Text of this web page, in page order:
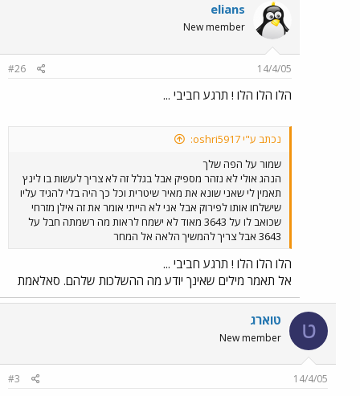
elians
New member
14/4/05
#26
הלו הלו הלו ! תרגע חביבי ...
נכתב ע"י oshri5917:
שמור על הפה שלך
הנהג אולי לא נזהר מספיק אבל בגלל זה לא צריך לעשות בו לינץ
תאמין לי שאני שונא את מאיר שיטרית וכל כך היה בלי להגיד עליו
שישלחו אותו לפירוק אבל אני לא הייתי אומר את זה אילן מזרחי
שכואב לו על 3643 מאוד לא ישמח לראות מה רשמתה חבל על
3643 אבל צריך להמשיך הלאה אל המחר
הלו הלו הלו ! תרגע חביבי ...
אל תאמר מילים שאינך יודע מה ההשלכות שלהם. סאלאמת
ט טוארג
New member
14/4/05
#3